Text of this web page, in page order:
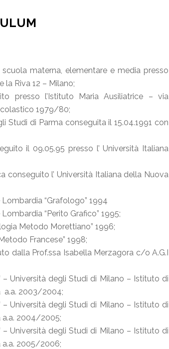
materna, elementare e media presso
la Riva 12 – Milano;
presso l’Istituto Maria Ausiliatrice – via
1979/80;
Studi di Parma conseguita il 15.04.1991 con
il 09.05.95 presso l’ Università Italiana
conseguito l’ Università Italiana della Nuova
“Grafologo” 1994
“Perito Grafico” 1995;
Metodo Morettiano” 1996;
Francese” 1998;
dalla Prof.ssa Isabella Merzagora c/o A.G.I
Università degli Studi di Milano – Istituto di
a.a. 2003/2004;
Università degli Studi di Milano – Istituto di
a.a. 2004/2005;
Università degli Studi di Milano – Istituto di
a.a. 2005/2006;